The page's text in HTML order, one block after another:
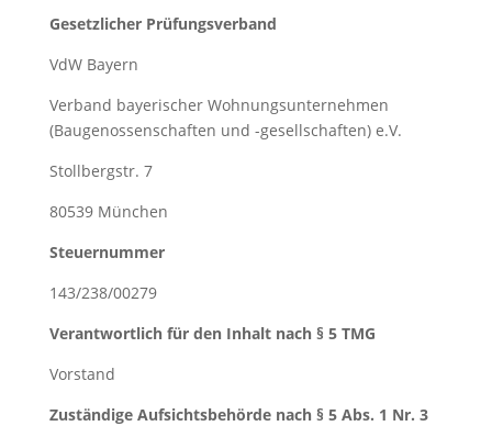
Gesetzlicher Prüfungsverband
VdW Bayern
Verband bayerischer Wohnungsunternehmen
(Baugenossenschaften und -gesellschaften) e.V.
Stollbergstr. 7
80539 München
Steuernummer
143/238/00279
Verantwortlich für den Inhalt nach § 5 TMG
Vorstand
Zuständige Aufsichtsbehörde nach § 5 Abs. 1 Nr. 3